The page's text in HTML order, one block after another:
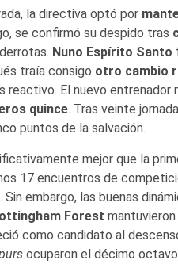
la directiva optó por
se confirmó su despido tras
Nuno Espírito Santo
traía consigo otro cambio
reactivo. El nuevo entrenador
quince. Tras veinte
puntos de la salvación.
mejor que la
17 encuentros de
embargo, las buenas
Forest mantuvieron
como candidato al
ocuparon el décimo